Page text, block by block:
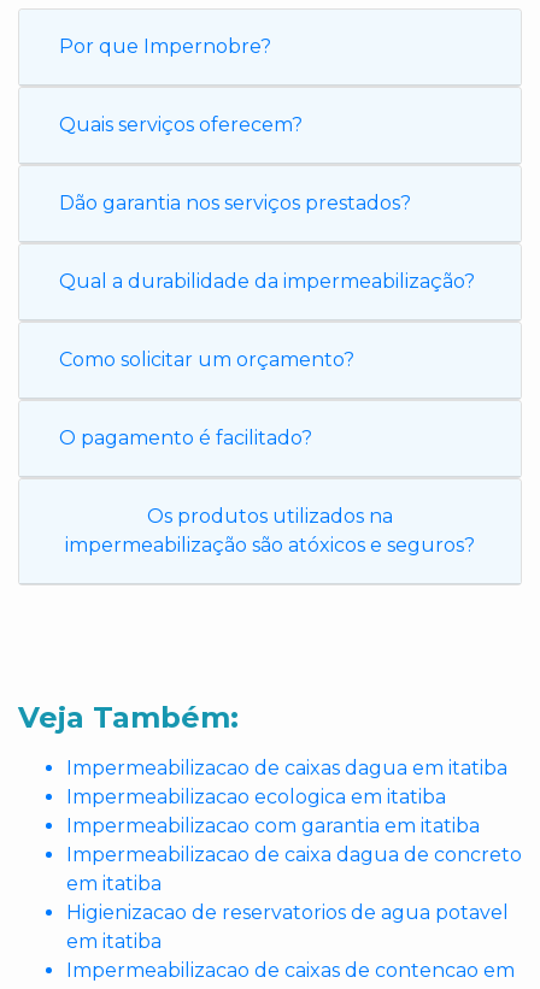
Por que Impernobre?
Quais serviços oferecem?
Dão garantia nos serviços prestados?
Qual a durabilidade da impermeabilização?
Como solicitar um orçamento?
O pagamento é facilitado?
Os produtos utilizados na
impermeabilização são atóxicos e seguros?
Veja Também:
Impermeabilizacao de caixas dagua em itatiba
Impermeabilizacao ecologica em itatiba
Impermeabilizacao com garantia em itatiba
Impermeabilizacao de caixa dagua de concreto
em itatiba
Higienizacao de reservatorios de agua potavel
em itatiba
Impermeabilizacao de caixas de contencao em